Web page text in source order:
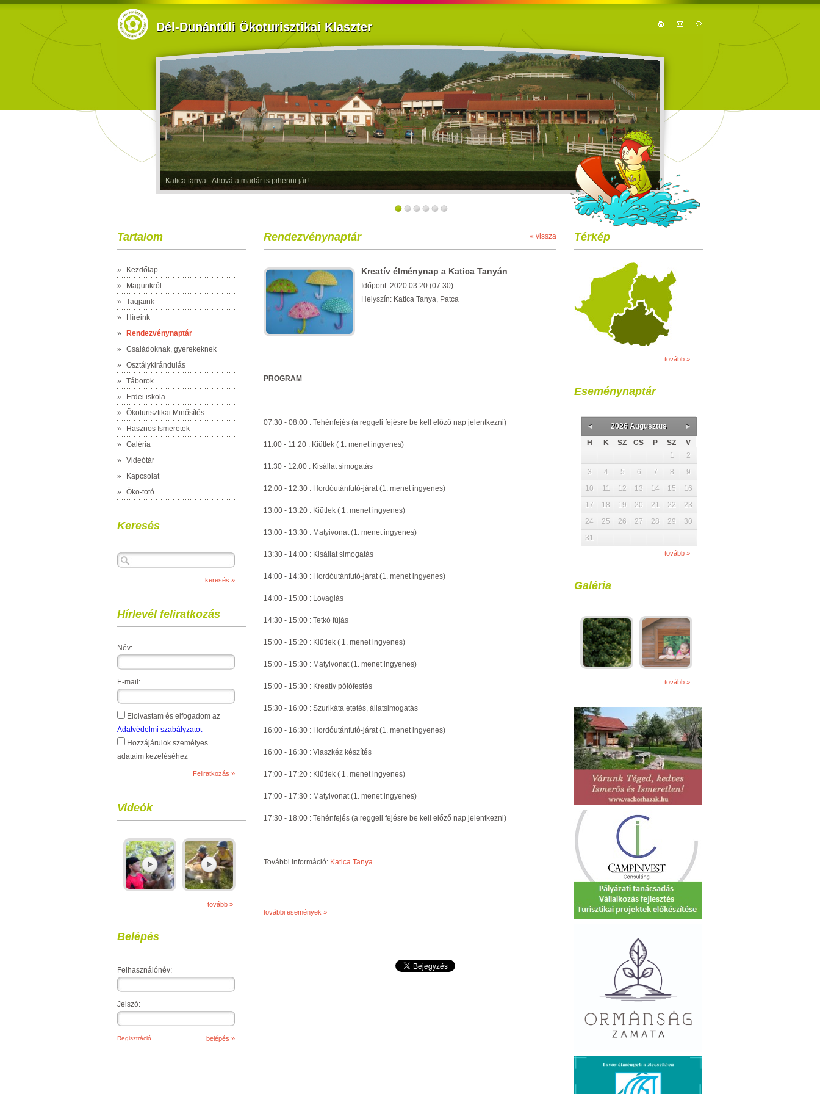
Dél-Dunántúli Ökoturisztikai Klaszter
Katica tanya - Ahová a madár is pihenni jár!
Tartalom
»
Kezdőlap
»
Magunkról
»
Tagjaink
»
Híreink
»
Rendezvénynaptár
»
Családoknak, gyerekeknek
»
Osztálykirándulás
»
Táborok
»
Erdei iskola
»
Ökoturisztikai Minősítés
»
Hasznos Ismeretek
»
Galéria
»
Videótár
»
Kapcsolat
»
Öko-totó
Keresés
Hírlevél feliratkozás
Név:
E-mail:
Elolvastam és elfogadom az
Adatvédelmi szabályzatot
Hozzájárulok személyes
adataim kezeléséhez
Videók
tovább »
Belépés
Felhasználónév:
Jelszó:
Regisztráció
« vissza
Rendezvénynaptár
Kreatív élménynap a Katica Tanyán
Időpont: 2020.03.20 (07:30)
Helyszín: Katica Tanya, Patca
PROGRAM
07:30 - 08:00 : Tehénfejés (a reggeli fejésre be kell előző nap jelentkezni)
11:00 - 11:20 : Kiütlek ( 1. menet ingyenes)
11:30 - 12:00 : Kisállat simogatás
12:00 - 12:30 : Hordóutánfutó-járat (1. menet ingyenes)
13:00 - 13:20 : Kiütlek ( 1. menet ingyenes)
13:00 - 13:30 : Matyivonat (1. menet ingyenes)
13:30 - 14:00 : Kisállat simogatás
14:00 - 14:30 : Hordóutánfutó-járat (1. menet ingyenes)
14:00 - 15:00 : Lovaglás
14:30 - 15:00 : Tetkó fújás
15:00 - 15:20 : Kiütlek ( 1. menet ingyenes)
15:00 - 15:30 : Matyivonat (1. menet ingyenes)
15:00 - 15:30 : Kreatív pólófestés
15:30 - 16:00 : Szurikáta etetés, állatsimogatás
16:00 - 16:30 : Hordóutánfutó-járat (1. menet ingyenes)
16:00 - 16:30 : Viaszkéz készítés
17:00 - 17:20 : Kiütlek ( 1. menet ingyenes)
17:00 - 17:30 : Matyivonat (1. menet ingyenes)
17:30 - 18:00 : Tehénfejés (a reggeli fejésre be kell előző nap jelentkezni)
További információ: Katica Tanya
további események »
Térkép
tovább »
Eseménynaptár
2026 Augusztus
H
K SZ CS P SZ
V
1
2
3
4 5 6 7 8
9
10
11 12 13 14 15
16
17
18 19 20 21 22
23
24
25 26 27 28 29
30
31
tovább »
Galéria
tovább »